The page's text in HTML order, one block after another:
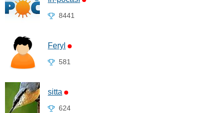
8441
Feryl
581
sitta
624